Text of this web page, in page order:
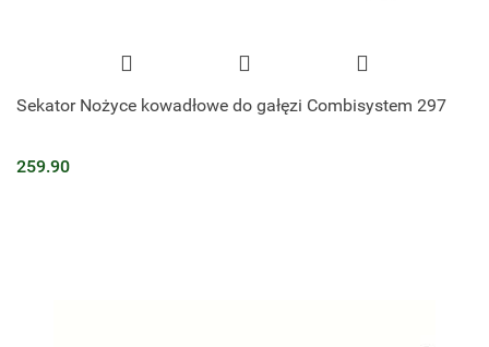
Sekator Nożyce kowadłowe do gałęzi Combisystem 297
259.90